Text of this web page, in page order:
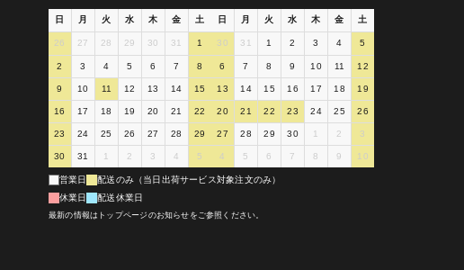
日 月 火 水 木 金 土
26 27 28 29 30 31 1
2 3 4 5 6 7 8
9 10 11 12 13 14 15
16 17 18 19 20 21 22
23 24 25 26 27 28 29
30 31 1 2 3 4 5
日 月 火 水 木 金 土
30 31 1 2 3 4 5
6 7 8 9 10 11 12
13 14 15 16 17 18 19
20 21 22 23 24 25 26
27 28 29 30 1 2 3
4 5 6 7 8 9 10
営業日
配送のみ（当日出荷サービス対象注文のみ）
休業日
配送休業日
最新の情報はトップページのお知らせをご参照ください。